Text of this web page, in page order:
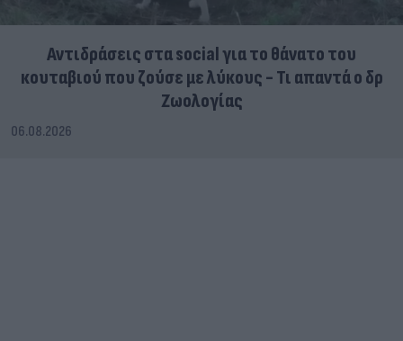
Αντιδράσεις στα social για το θάνατο του
κουταβιού που ζούσε με λύκους - Τι απαντά ο δρ
Ζωολογίας
06.08.2026